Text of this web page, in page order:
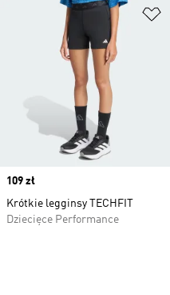
Price
109 zł
Krótkie legginsy TECHFIT
Dziecięce Performance